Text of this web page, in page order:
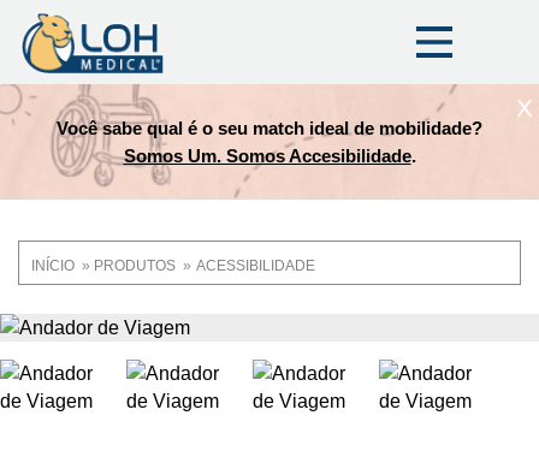
Você sabe qual é o seu match ideal de mobilidade?
Somos Um. Somos Accesibilidade.
X
Trilha
de
navegação
INÍCIO PRODUTOS ACESSIBILIDADE
OneLoh
Product